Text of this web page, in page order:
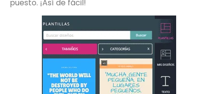
puesto. ¡Así de fácil!